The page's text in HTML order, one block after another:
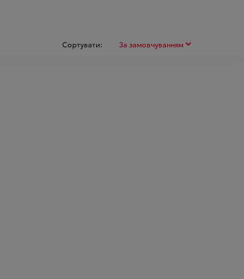
Сортувати: